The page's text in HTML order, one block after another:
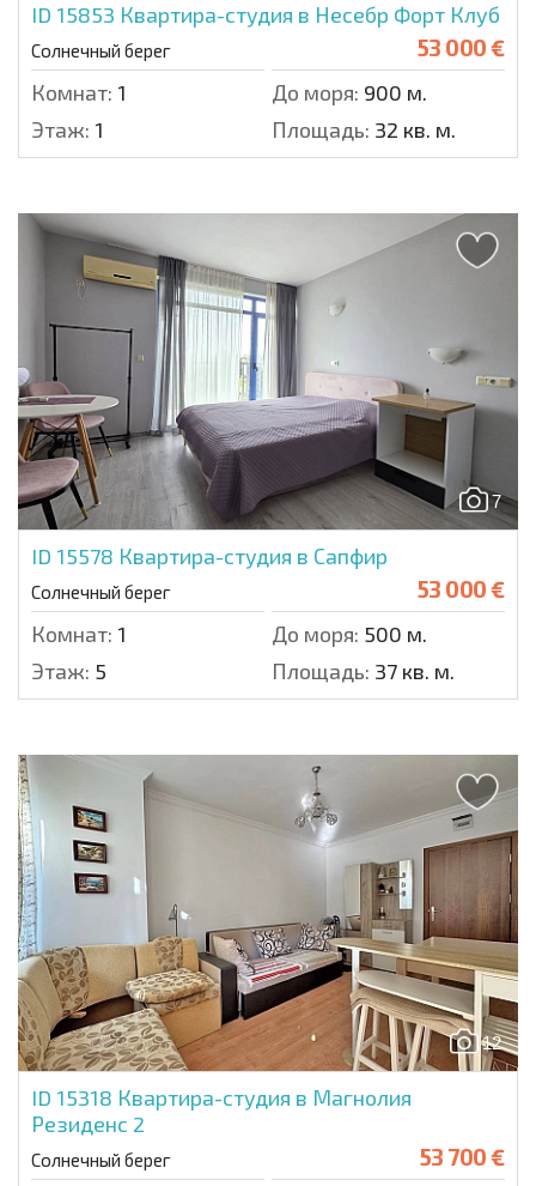
ID 15853 Квартира-студия в Несебр Форт Клуб
Солнечный берег 53 000 €
Комнат: 1 До моря: 900 м.
Этаж: 1 Площадь: 32 кв. м.
7
ID 15578 Квартира-студия в Сапфир
Солнечный берег 53 000 €
Комнат: 1 До моря: 500 м.
Этаж: 5 Площадь: 37 кв. м.
12
ID 15318 Квартира-студия в Магнолия
Резиденс 2
Солнечный берег 53 700 €